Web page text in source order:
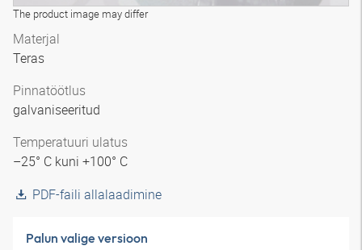
The product image may differ
Materjal
Teras
Pinnatöötlus
galvaniseeritud
Temperatuuri ulatus
–25° C kuni +100° C
PDF-faili allalaadimine
Palun valige versioon